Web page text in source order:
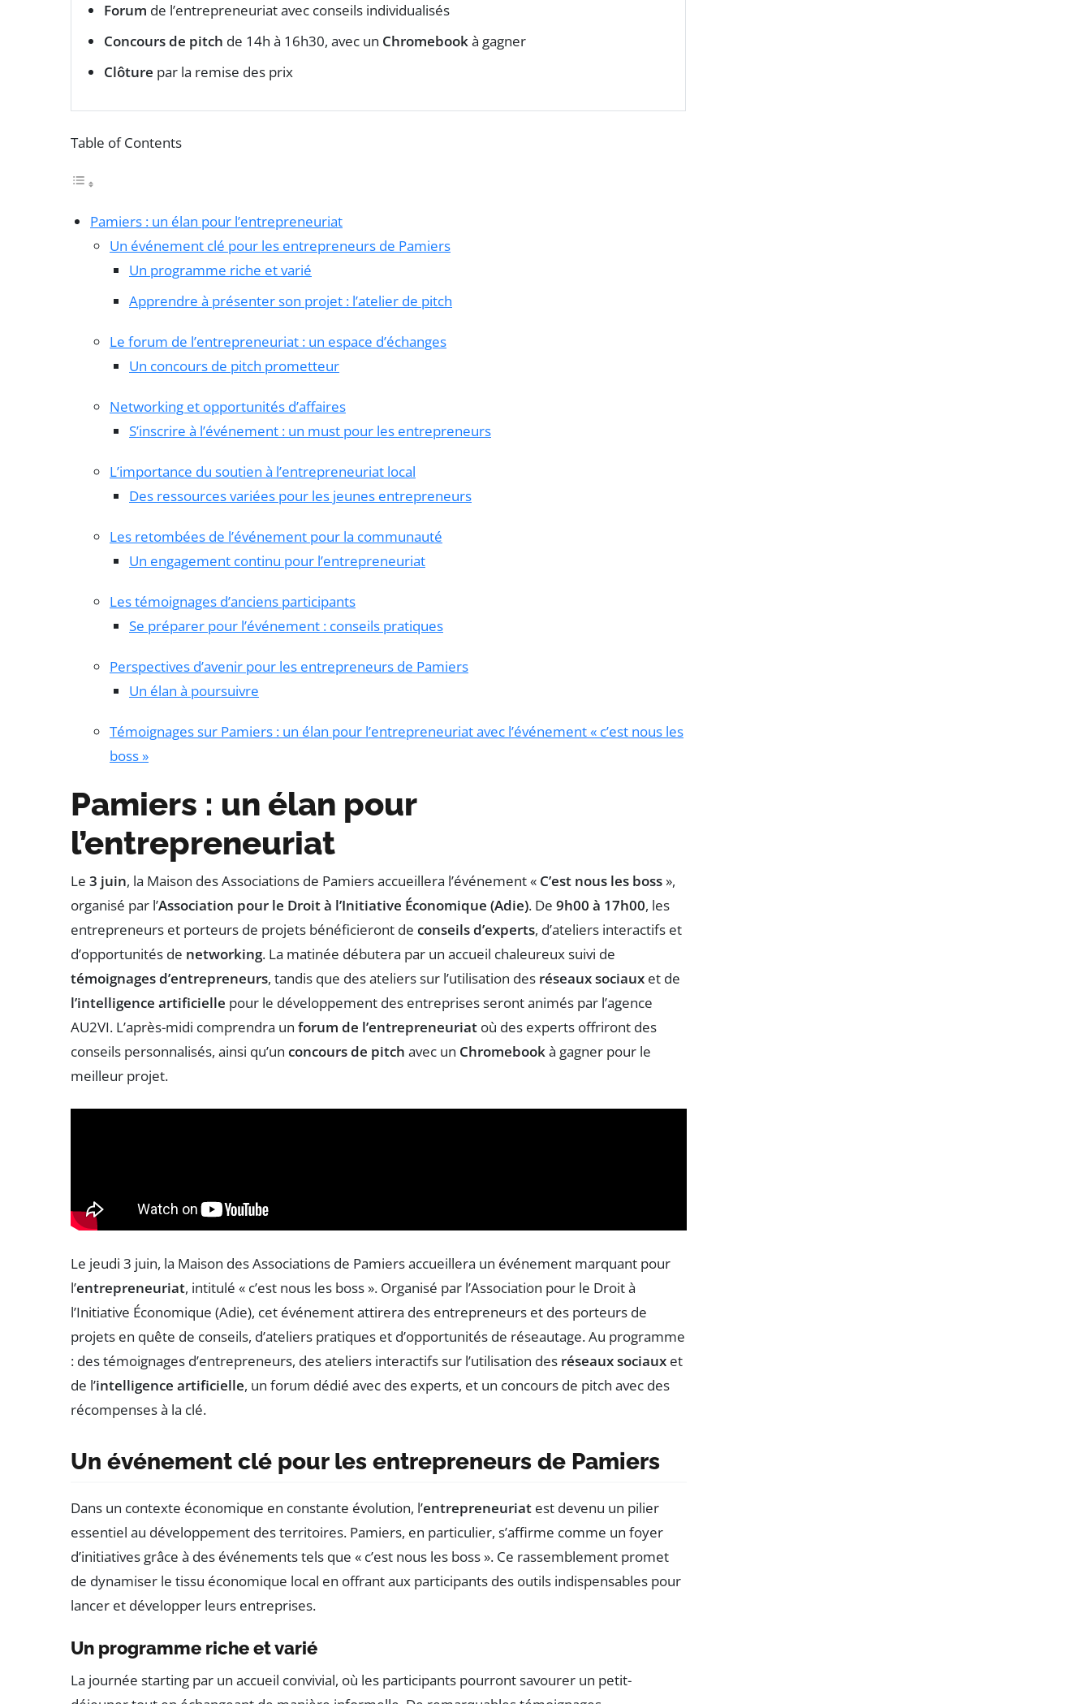
Forum de l’entrepreneuriat avec conseils individualisés
Concours de pitch de 14h à 16h30, avec un Chromebookà gagner
Clôture par la remise des prix
Table of Contents
Pamiers : un élan pour l’entrepreneuriat
Un événement clé pour les entrepreneurs de Pamiers
Un programme riche et varié
Apprendre à présenter son projet : l’atelier de pitch
Le forum de l’entrepreneuriat : un espace d’échanges
Un concours de pitch prometteur
Networking et opportunités d’affaires
S’inscrire à l’événement : un must pour les entrepreneurs
L’importance du soutien à l’entrepreneuriat local
Des ressources variées pour les jeunes entrepreneurs
Les retombées de l’événement pour la communauté
Un engagement continu pour l’entrepreneuriat
Les témoignages d’anciens participants
Se préparer pour l’événement : conseils pratiques
Perspectives d’avenir pour les entrepreneurs de Pamiers
Un élan à poursuivre
Témoignages sur Pamiers : un élan pour l’entrepreneuriat avec l’événement « c’est nous les
boss »
Pamiers : un élan pour
l’entrepreneuriat
Le 3 juin, la Maison des Associations de Pamiers accueillera l’événement « C’est nous les boss»,
organisé par l’Association pour le Droit à l’Initiative Économique (Adie). De 9h00 à 17h00, les
entrepreneurs et porteurs de projets bénéficieront de conseils d’experts, d’ateliers interactifs et
d’opportunités de networking. La matinée débutera par un accueil chaleureux suivi de
témoignages d’entrepreneurs, tandis que des ateliers sur l’utilisation des réseaux sociaux et de
l’intelligence artificielle pour le développement des entreprises seront animés par l’agence
AU2VI. L’après-midi comprendra un forum de l’entrepreneuriat où des experts offriront des
conseils personnalisés, ainsi qu’un concours de pitch avec un Chromebookà gagner pour le
meilleur projet.
Le jeudi 3 juin, la Maison des Associations de Pamiers accueillera un événement marquant pour
l’entrepreneuriat, intitulé « c’est nous les boss ». Organisé par l’Association pour le Droit à
l’Initiative Économique (Adie), cet événement attirera des entrepreneurs et des porteurs de
projets en quête de conseils, d’ateliers pratiques et d’opportunités de réseautage. Au programme
: des témoignages d’entrepreneurs, des ateliers interactifs sur l’utilisation des réseaux sociaux et
de l’intelligence artificielle, un forum dédié avec des experts, et un concours de pitch avec des
récompenses à la clé.
Un événement clé pour les entrepreneurs de Pamiers
Dans un contexte économique en constante évolution, l’entrepreneuriat est devenu un pilier
essentiel au développement des territoires. Pamiers, en particulier, s’affirme comme un foyer
d’initiatives grâce à des événements tels que « c’est nous les boss ». Ce rassemblement promet
de dynamiser le tissu économique local en offrant aux participants des outils indispensables pour
lancer et développer leurs entreprises.
Un programme riche et varié
La journée starting par un accueil convivial, où les participants pourront savourer un petit-